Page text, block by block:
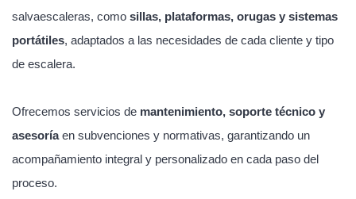
salvaescaleras, como sillas, plataformas, orugas y sistemas
portátiles, adaptados a las necesidades de cada cliente y tipo
de escalera.
Ofrecemos servicios de mantenimiento, soporte técnico y
asesoríaen subvenciones y normativas, garantizando un
acompañamiento integral y personalizado en cada paso del
proceso.